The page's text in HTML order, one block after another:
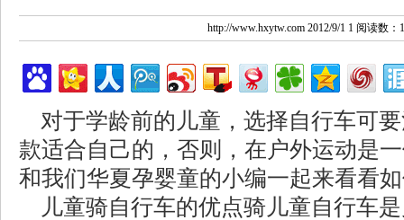
http://www.hxytw.com 2012/9/1 1 阅读数：
对于学龄前的儿童，选择自行车可
款适合自己的，否则，在户外运动是
和我们华夏孕婴童的小编一起来看看
儿童骑自行车的优点骑儿童自行车